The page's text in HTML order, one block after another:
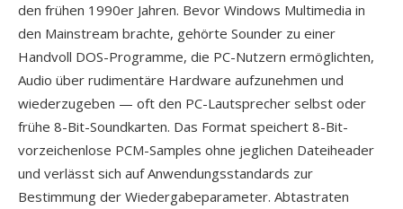
den frühen 1990er Jahren. Bevor Windows Multimedia in
den Mainstream brachte, gehörte Sounder zu einer
Handvoll DOS-Programme, die PC-Nutzern ermöglichten,
Audio über rudimentäre Hardware aufzunehmen und
wiederzugeben — oft den PC-Lautsprecher selbst oder
frühe 8-Bit-Soundkarten. Das Format speichert 8-Bit-
vorzeichenlose PCM-Samples ohne jeglichen Dateiheader
und verlässt sich auf Anwendungsstandards zur
Bestimmung der Wiedergabeparameter. Abtastraten